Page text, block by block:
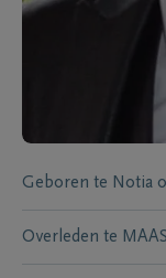
Geboren te Notia
Overleden te